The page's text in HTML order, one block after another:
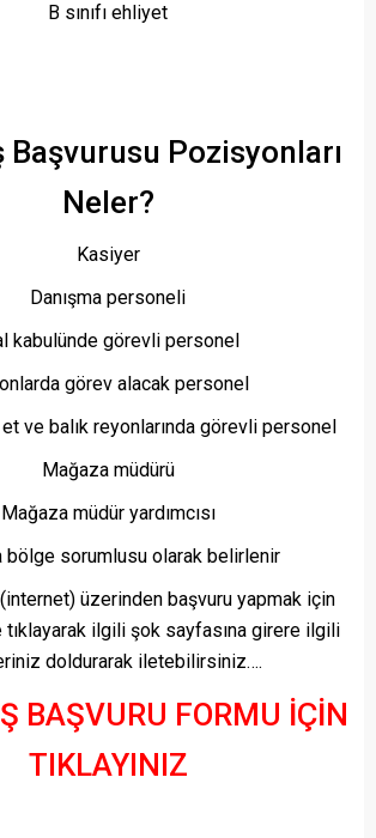
B sınıfı ehliyet
Başvurusu Pozisyonları
Neler?
Kasiyer
Danışma personeli
kabulünde görevli personel
görev alacak personel
et ve balık reyonlarında görevli personel
Mağaza müdürü
Mağaza müdür yardımcısı
bölge sorumlusu olarak belirlenir
üzerinden başvuru yapmak için
tıklayarak ilgili şok sayfasına girere ilgili
doldurarak iletebilirsiniz….
BAŞVURU FORMU İÇİN
TIKLAYINIZ